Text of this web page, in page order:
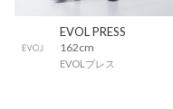
EVOL PRESS
162cm
EVOLプレス